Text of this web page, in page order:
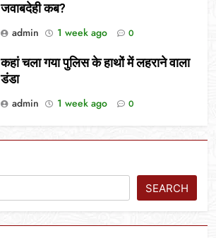
जवाबदेही कब?
admin
1 week ago 0
कहां चला गया पुलिस के हाथों में लहराने वाला
डंडा
admin
1 week ago 0
SEARCH